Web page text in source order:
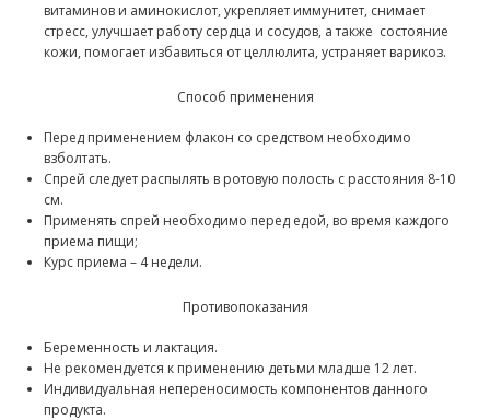
витаминов и аминокислот, укрепляет иммунитет, снимает
стресс, улучшает работу сердца и сосудов, а также состояние
кожи, помогает избавиться от целлюлита, устраняет варикоз.
Способ применения
Перед применением флакон со средством необходимо
взболтать.
Спрей следует распылять в ротовую полость с расстояния 8-10
см.
Применять спрей необходимо перед едой, во время каждого
приема пищи;
Курс приема – 4 недели.
Противопоказания
Беременность и лактация.
Не рекомендуется к применению детьми младше 12 лет.
Индивидуальная непереносимость компонентов данного
продукта.